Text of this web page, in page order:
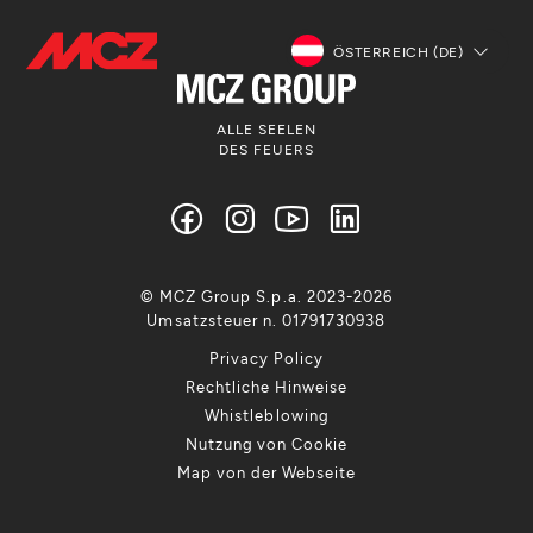
ÖSTERREICH (DE)
ALLE SEELEN
DES FEUERS
Privacy Policy
Rechtliche Hinweise
Whistleblowing
Nutzung von Cookie
Map von der Webseite
© MCZ Group S.p.a. 2023-2026
Umsatzsteuer n. 01791730938